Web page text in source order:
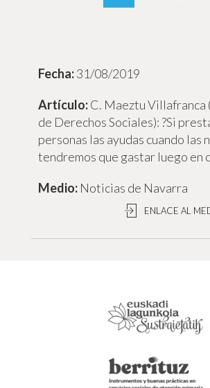
31/08/2019
C. Maeztu Villafranca
de Derechos Sociales): ?Si
personas las ayudas cuando las
tendremos que gastar luego en
Noticias de Navarra
ENLACE AL